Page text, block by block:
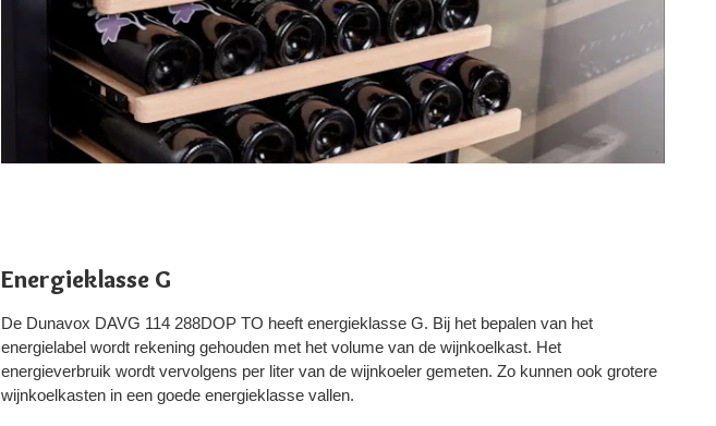
Energieklasse G
De Dunavox DAVG 114 288DOP TO heeft energieklasse G. Bij het bepalen van het
energielabel wordt rekening gehouden met het volume van de wijnkoelkast. Het
energieverbruik wordt vervolgens per liter van de wijnkoeler gemeten. Zo kunnen ook grotere
wijnkoelkasten in een goede energieklasse vallen.